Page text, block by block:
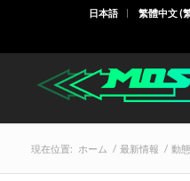
日本語 繁體中文(
現在位置: ホーム / 最新情報 / 動